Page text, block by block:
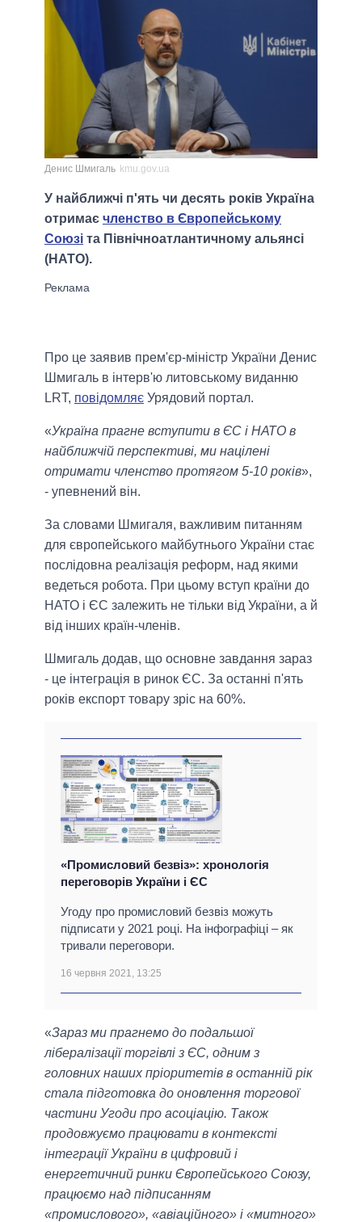
Денис Шмигаль kmu.gov.ua
У найближчі п'ять чи десять років Україна
отримає членство в Європейському
Союзі та Північноатлантичному альянсі
(НАТО).
Про це заявив прем'єр-міністр України Денис
Шмигаль в інтерв'ю литовському виданню
LRT, повідомляє Урядовий портал.
«Україна прагне вступити в ЄС і НАТО в
найближчій перспективі, ми націлені
отримати членство протягом 5-10 років»,
- упевнений він.
За словами Шмигаля, важливим питанням
для європейського майбутнього України стає
послідовна реалізація реформ, над якими
ведеться робота. При цьому вступ країни до
НАТО і ЄС залежить не тільки від України, а й
від інших країн-членів.
Шмигаль додав, що основне завдання зараз
- це інтеграція в ринок ЄС. За останні п'ять
років експорт товару зріс на 60%.
«Промисловий безвіз»: хронологія
переговорів України і ЄС
Угоду про промисловий безвіз можуть
підписати у 2021 році. На інфографіці – як
тривали переговори.
16 червня 2021, 13:25
«Зараз ми прагнемо до подальшої
лібералізації торгівлі з ЄС, одним з
головних наших пріоритетів в останній рік
стала підготовка до оновлення торгової
частини Угоди про асоціацію. Також
продовжуємо працювати в контексті
інтеграції України в цифровий і
енергетичний ринки Європейського Союзу,
працюємо над підписанням
«промислового», «авіаційного» і «митного»